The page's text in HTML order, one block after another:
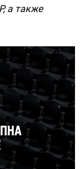
а также